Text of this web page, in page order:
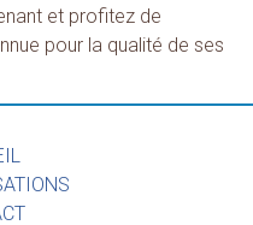
et profitez de
pour la qualité de ses